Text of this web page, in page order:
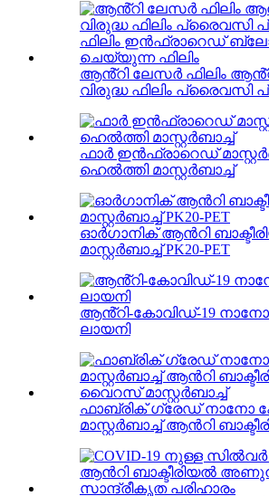
ആൻ്റി ലേസർ ഫിലിം
വിരുദ്ധ ഫിലിം പ്രൈവസി
ഫാർ ഇൻഫ്രാറെഡ്
ഹെൽത്തി മാസ്റ്റർബാച്ച്
ഓർഗാനിക് ആൻറി
മാസ്റ്റർബാച്ച് PK20-PET
ആൻ്റി-കോവിഡ്-19
ലായനി
ഫാബ്രിക് ഗ്രേഡ് നാനോ
മാസ്റ്റർബാച്ച് ആൻറി